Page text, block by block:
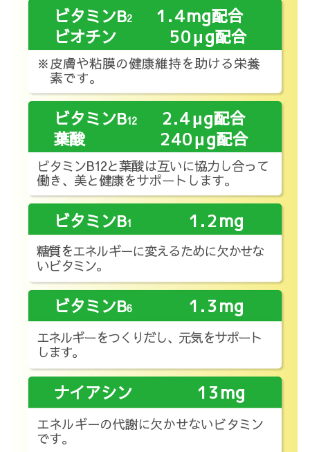
ビタミンB2 1.4mg配合
ビオチン
50μg配合
※皮膚や粘膜の健康維持を助ける栄養
素です。
ビタミンB12 2.4μg配合
葉酸
240μg配合
ビタミンB12と葉酸は互いに協力し合って
働き、美と健康をサポートします。
ビタミンB1 1.2mg
糖質をエネルギーに変えるために欠かせな
いビタミン。
ビタミンB6 1.3mg
エネルギーをつくりだし、元気をサポート
します。
ナイアシン 13mg
エネルギーの代謝に欠かせないビタミン
です。